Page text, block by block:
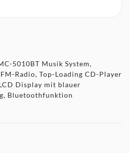
5010BT Musik System,
Radio, Top-Loading CD-Player
Display mit blauer
Bluetoothfunktion